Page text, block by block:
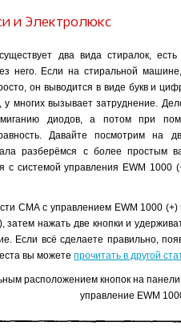
и Электролюкс
два вида стиралок,
него. Если на стиральной
он выводится в виде букв и
у многих вызывает затруднение.
диодов, а потом при
Давайте посмотрим на
разберёмся с более простым
с системой управления EWM 1000
СМА с управлением EWM 1000 (+)
затем нажать две кнопки и
Если всё сделаете правильно,
вы можетепрочитать в другой
расположением кнопок на
управление EWM